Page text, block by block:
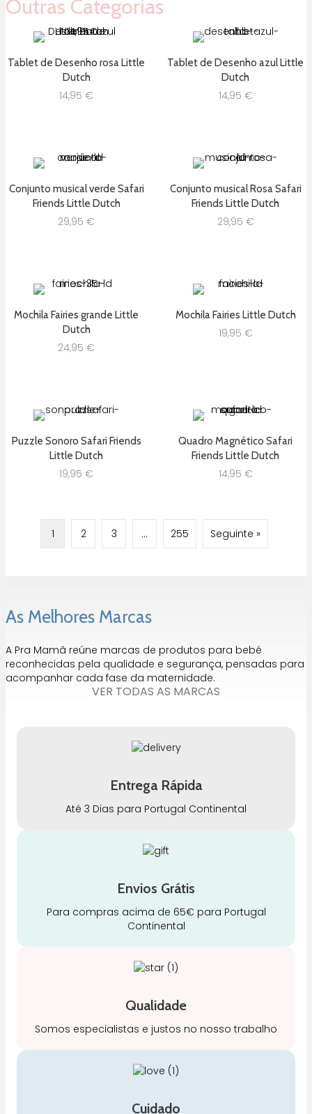
Outras Categorias
Tablet de Desenho rosa Little
Dutch
14,95 €
Tablet de Desenho azul Little
Dutch
14,95 €
Conjunto musical verde Safari
Friends Little Dutch
29,95 €
Conjunto musical Rosa Safari
Friends Little Dutch
29,95 €
Mochila Fairies grande Little
Dutch
24,95 €
Mochila Fairies Little Dutch
19,95 €
Puzzle Sonoro Safari Friends
Little Dutch
19,95 €
Quadro Magnético Safari
Friends Little Dutch
14,95 €
1 2 3 … 255 Seguinte »
As Melhores Marcas
A Pra Mamã reúne marcas de produtos para bebé
reconhecidas pela qualidade e segurança, pensadas para
acompanhar cada fase da maternidade.
VER TODAS AS MARCAS
Entrega Rápida
Até 3 Dias para Portugal Continental
Envios Grátis
Para compras acima de 65€ para Portugal
Continental
Qualidade
Somos especialistas e justos no nosso trabalho
Cuidado